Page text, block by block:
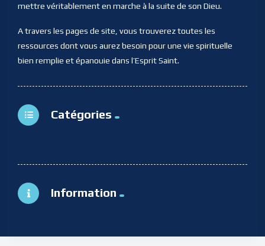
mettre véritablement en marche à la suite de son Dieu.
A travers les pages de site, vous trouverez toutes les
ressources dont vous aurez besoin pour une vie spirituelle
bien remplie et épanouie dans l’Esprit Saint.
Catégories
Information